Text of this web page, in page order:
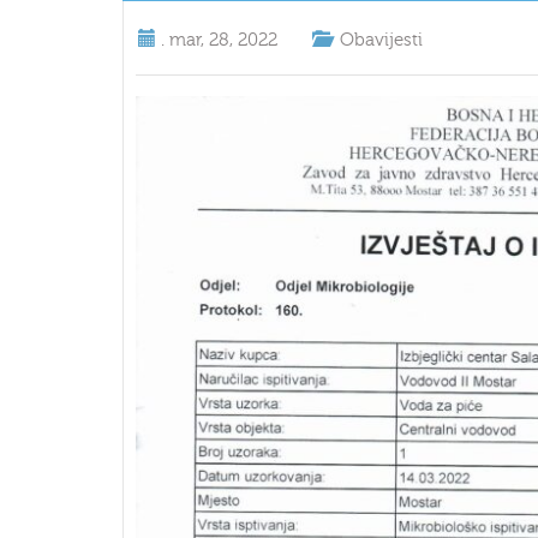
. mar, 28, 2022 Obavijesti